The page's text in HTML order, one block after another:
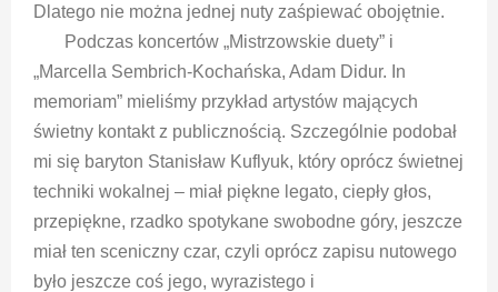
Dlatego nie można jednej nuty zaśpiewać obojętnie.
Podczas koncertów „Mistrzowskie duety” i
„Marcella Sembrich-Kochańska, Adam Didur. In
memoriam” mieliśmy przykład artystów mających
świetny kontakt z publicznością. Szczególnie podobał
mi się baryton Stanisław Kuflyuk, który oprócz świetnej
techniki wokalnej – miał piękne legato, ciepły głos,
przepiękne, rzadko spotykane swobodne góry, jeszcze
miał ten sceniczny czar, czyli oprócz zapisu nutowego
było jeszcze coś jego, wyrazistego i